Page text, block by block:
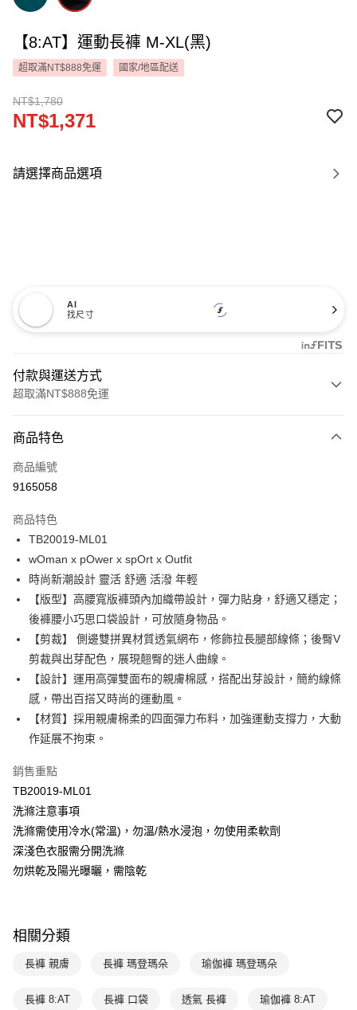
【8:AT】運動長褲 M-XL(黑)
超取滿NT$888免運 國家/地區配送
NT$1,780
NT$1,371
請選擇商品選項
AI
找尺寸
付款與運送方式
超取滿NT$888免運
信用卡一次付款
信用卡分期付款
合作金庫商業銀行
華南商業銀行
上海商業儲蓄銀行
國泰世華商業銀行
兆豐國際商業銀行
臺灣中小企業銀行
台中商業銀行
匯豐（台灣）商業銀行
華泰商業銀行
聯邦商業銀行
遠東國際商業銀行
元大商業銀行
永豐商業銀行
玉山商業銀行
星展（台灣）商業銀行
台新國際商業銀行
中國信託商業銀行
台灣樂天信用卡公司
LINE Pay
Apple Pay
悠遊付
AFTEE先享後付
相關說明
【關於「AFTEE先享後付」】
AFTEE先享後付是「在收到商品之後才付款」的支付方式。 讓您購物簡單
便利好安心！
２．便利：只要手機號碼，簡訊認證，即可結帳。
３．安心：先確認商品／服務後，再付款。
【「AFTEE先享後付」結帳流程】
１．於結帳方式選擇「AFTEE先享後付」後，將跳轉至「AFTEE先享後付」
結帳頁面，進行簡訊認證並確認金額後，即可完成結帳。
３．收到繳費通知簡訊後14天內，點擊此簡訊中的連結，可透過四大超商／
後付繳納相關費用。
是否繳費成功／繳費後需取消欲退款等相關疑問，請聯繫「AFTEE先享後付
【注意事項】
運送方式
全家取貨付款$888免運-以PackAge+配客嘉循環箱包裝寄出
每筆NT$90，滿NT$888(含以上)免運費
付款後全家取貨$888免運-以PackAge+配客嘉循環箱包裝寄出
每筆NT$90，滿NT$888(含以上)免運費
每筆NT$90，滿NT$1,000(含以上)免運費
7-11取貨付款
商品特色
商品編號
9165058
商品特色
TB20019-ML01
wOman x pOwer x spOrt x Outfit
時尚新潮設計 靈活 舒適 活潑 年輕
【版型】高腰寬版褲頭內加織帶設計，彈力貼身，舒適又穩定；
後褲腰小巧思口袋設計，可放隨身物品。
【剪裁】 側邊雙拼異材質透氣網布，修飾拉長腿部線條；後臀V
剪裁與出芽配色，展現翹臀的迷人曲線。
【設計】運用高彈雙面布的親膚棉感，搭配出芽設計，簡約線條
感，帶出百搭又時尚的運動風。
【材質】採用親膚棉柔的四面彈力布料，加強運動支撐力，大動
作延展不拘束。
銷售重點
TB20019-ML01
洗滌注意事項
洗滌需使用冷水(常溫)，勿溫/熱水浸泡，勿使用柔軟劑
深淺色衣服需分開洗滌
勿烘乾及陽光曝曬，需陰乾
相關分類
長褲 親膚 長褲 瑪登瑪朵 瑜伽褲 瑪登瑪朵
長褲 8:AT 長褲 口袋 透氣 長褲 瑜伽褲 8:AT